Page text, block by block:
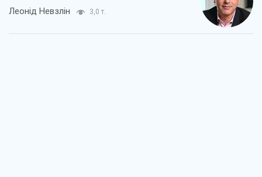
Леонід Невзлін 3,0 т.